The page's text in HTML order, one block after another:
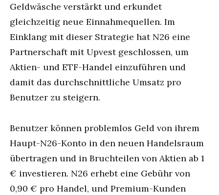
Geldwäsche verstärkt und erkundet
gleichzeitig neue Einnahmequellen. Im
Einklang mit dieser Strategie hat N26 eine
Partnerschaft mit Upvest geschlossen, um
Aktien- und ETF-Handel einzuführen und
damit das durchschnittliche Umsatz pro
Benutzer zu steigern.
Benutzer können problemlos Geld von ihrem
Haupt-N26-Konto in den neuen Handelsraum
übertragen und in Bruchteilen von Aktien ab 1
€ investieren. N26 erhebt eine Gebühr von
0,90 € pro Handel, und Premium-Kunden